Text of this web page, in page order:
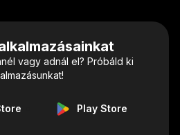
vagy adnál el? Próbáld ki
Play Store